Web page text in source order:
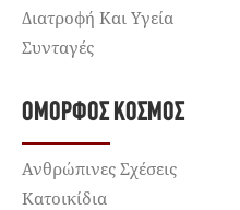
Διατροφή Και Υγεία
Συνταγές
ΌΜΟΡΦΟΣ ΚΌΣΜΟΣ
Ανθρώπινες Σχέσεις
Κατοικίδια